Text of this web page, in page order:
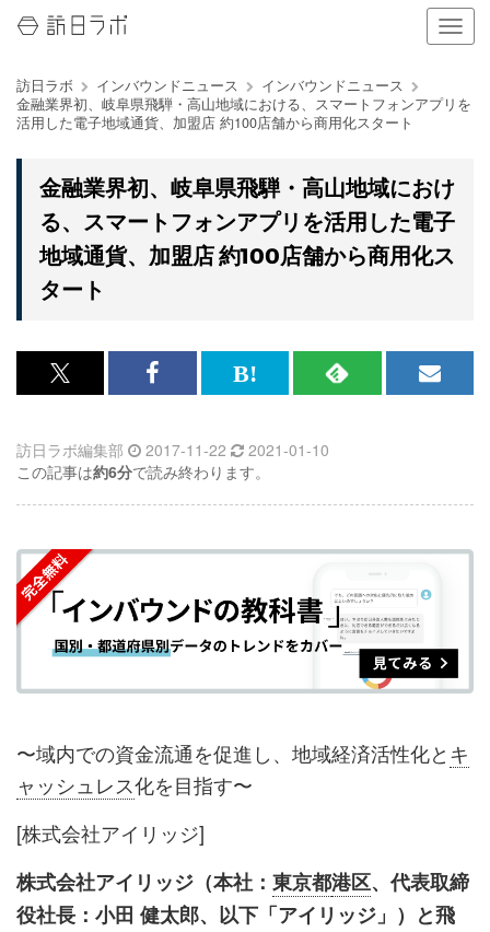
ナ
ビ
ー
シ
の
示
を
切
る
訪日ラボ インバウンドニュース
インバウンドニュース
金融業界初、岐阜県飛騨・高山地域における、スマートフォンアプリを
活用した電子地域通貨、加盟店 約100店舗から商用化スタート
金融業界初、岐阜県飛騨・高山地域におけ
る、スマートフォンアプリを活用した電子
地域通貨、加盟店 約100店舗から商用化ス
タート
x<br>
記
事
シ
ェ
ア
す
る
Facebook<br>
記
事
シ
ェ
ア
す
る
は
な
ブ
ク
マ
ー
ク
に
加
RSS
購
読
す
る
メ
録
す
訪日ラボ編集部 2017-11-22
2021-01-10
この記事は約6分で読み終わります。
〜域内での資金流通を促進し、地域経済活性化とキ
ャッシュレス化を目指す〜
[株式会社アイリッジ]
株式会社アイリッジ（本社： 東京都港区、代表取締
役社長：小田 健太郎、以下「アイリッジ」）と飛